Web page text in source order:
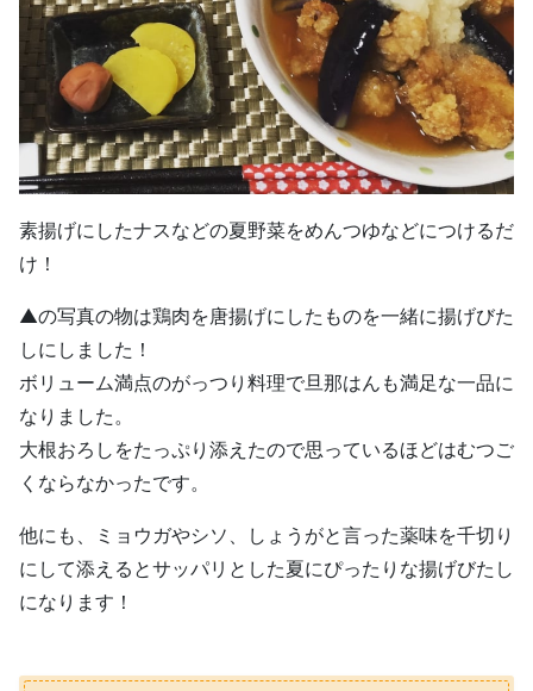
素揚げにしたナスなどの夏野菜をめんつゆなどにつけるだ
け！
▲の写真の物は鶏肉を唐揚げにしたものを一緒に揚げびた
しにしました！
ボリューム満点のがっつり料理で旦那はんも満足な一品に
なりました。
大根おろしをたっぷり添えたので思っているほどはむつご
くならなかったです。
他にも、ミョウガやシソ、しょうがと言った薬味を千切り
にして添えるとサッパリとした夏にぴったりな揚げびたし
になります！